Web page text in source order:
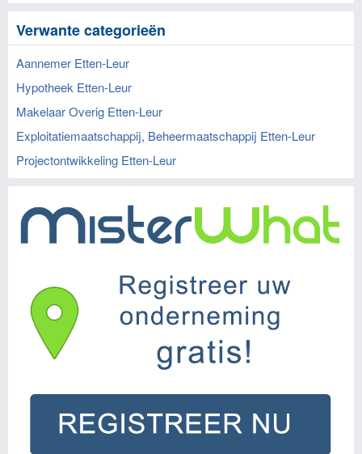
Verwante categorieën
Aannemer Etten-Leur
Hypotheek Etten-Leur
Makelaar Overig Etten-Leur
Exploitatiemaatschappij, Beheermaatschappij Etten-Leur
Projectontwikkeling Etten-Leur